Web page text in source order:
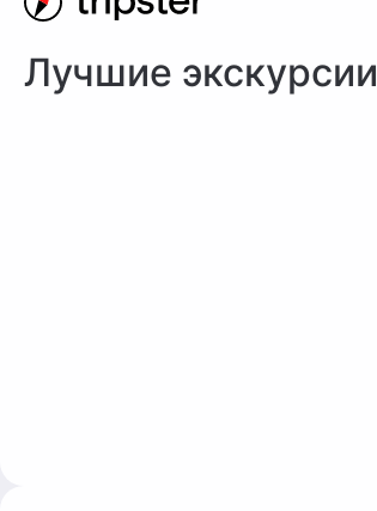
Лучшие экскурсии